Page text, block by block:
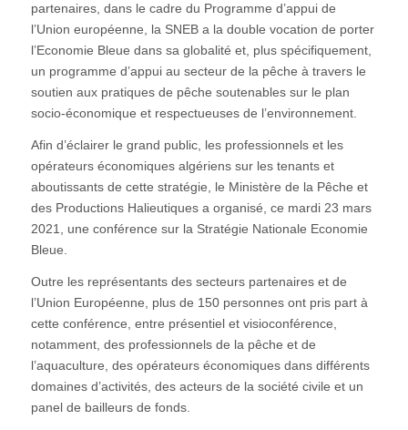
partenaires, dans le cadre du Programme d’appui de
l’Union européenne, la SNEB a la double vocation de porter
l’Economie Bleue dans sa globalité et, plus spécifiquement,
un programme d’appui au secteur de la pêche à travers le
soutien aux pratiques de pêche soutenables sur le plan
socio-économique et respectueuses de l’environnement.
Afin d’éclairer le grand public, les professionnels et les
opérateurs économiques algériens sur les tenants et
aboutissants de cette stratégie, le Ministère de la Pêche et
des Productions Halieutiques a organisé, ce mardi 23 mars
2021, une conférence sur la Stratégie Nationale Economie
Bleue.
Outre les représentants des secteurs partenaires et de
l’Union Européenne, plus de 150 personnes ont pris part à
cette conférence, entre présentiel et visioconférence,
notamment, des professionnels de la pêche et de
l’aquaculture, des opérateurs économiques dans différents
domaines d’activités, des acteurs de la société civile et un
panel de bailleurs de fonds.